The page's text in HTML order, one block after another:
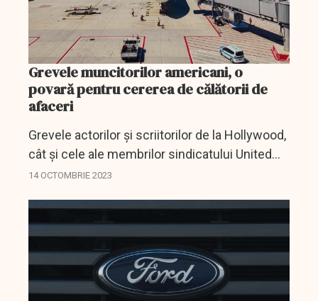
Grevele muncitorilor americani, o
povară pentru cererea de călătorii de
afaceri
Grevele actorilor și scriitorilor de la Hollywood,
cât și cele ale membrilor sindicatului United
Auto Workers reprezintă o "povară" asupra
14 OCTOMBRIE 2023